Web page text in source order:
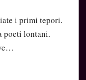
i primi tepori.
poeti lontani.